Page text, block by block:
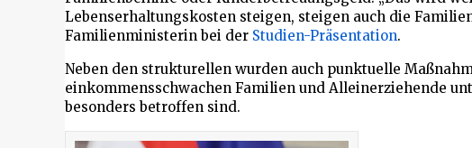
Lebenserhaltungskosten steigen, steigen auch die
Familienministerin bei der Studien-Präsentation.
Neben den strukturellen wurden auch punktuelle
einkommensschwachen Familien und Alleinerziehende
besonders betroffen sind.